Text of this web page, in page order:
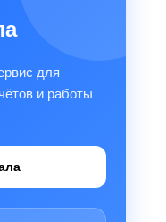
для
и работы